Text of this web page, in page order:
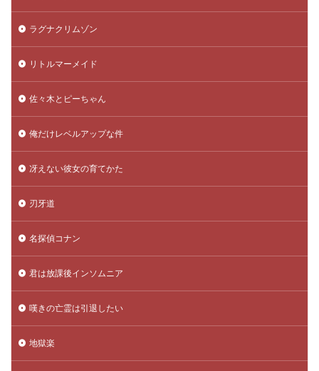
ラグナクリムゾン
リトルマーメイド
佐々木とピーちゃん
俺だけレベルアップな件
冴えない彼女の育てかた
刃牙道
名探偵コナン
君は放課後インソムニア
嘆きの亡霊は引退したい
地獄楽